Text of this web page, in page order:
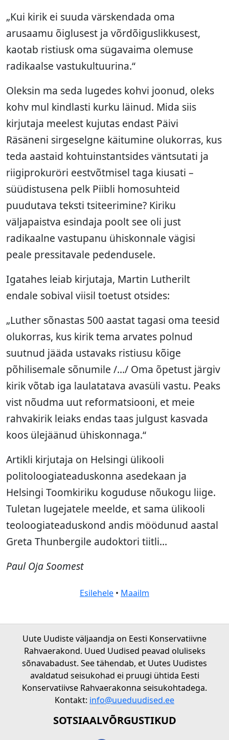
„Kui kirik ei suuda värskendada oma
arusaamu õiglusest ja võrdõiguslikkusest,
kaotab ristiusk oma sügavaima olemuse
radikaalse vastukultuurina.“
Oleksin ma seda lugedes kohvi joonud, oleks
kohv mul kindlasti kurku läinud. Mida siis
kirjutaja meelest kujutas endast Päivi
Räsäneni sirgeselgne käitumine olukorras, kus
teda aastaid kohtuinstantsides väntsutati ja
riigiprokuröri eestvõtmisel taga kiusati –
süüdistusena pelk Piibli homosuhteid
puudutava teksti tsiteerimine? Kiriku
väljapaistva esindaja poolt see oli just
radikaalne vastupanu ühiskonnale vägisi
peale pressitavale pedendusele.
Igatahes leiab kirjutaja, Martin Lutherilt
endale sobival viisil toetust otsides:
„Luther sõnastas 500 aastat tagasi oma teesid
olukorras, kus kirik tema arvates polnud
suutnud jääda ustavaks ristiusu kõige
põhilisemale sõnumile /…/ Oma õpetust järgiv
kirik võtab iga laulatatava avasüli vastu. Peaks
vist nõudma uut reformatsiooni, et meie
rahvakirik leiaks endas taas julgust kasvada
koos ülejäänud ühiskonnaga.“
Artikli kirjutaja on Helsingi ülikooli
politoloogiateaduskonna asedekaan ja
Helsingi Toomkiriku koguduse nõukogu liige.
Tuletan lugejatele meelde, et sama ülikooli
teoloogiateaduskond andis möödunud aastal
Greta Thunbergile audoktori tiitli…
Paul Oja Soomest
Esilehele • Maailm
Uute Uudiste väljaandja on Eesti Konservatiivne
Rahvaerakond. Uued Uudised peavad oluliseks
sõnavabadust. See tähendab, et Uutes Uudistes
avaldatud seisukohad ei pruugi ühtida Eesti
Konservatiivse Rahvaerakonna seisukohtadega.
Kontakt: info@uueduudised.ee
SOTSIAALVÕRGUSTIKUD